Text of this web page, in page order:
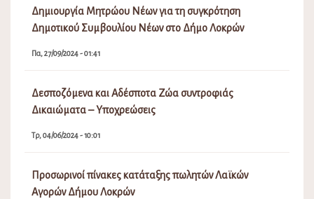
Δημιουργία Μητρώου Νέων για τη συγκρότηση
Δημοτικού Συμβουλίου Νέων στο Δήμο Λοκρών
Πα, 27/09/2024 - 01:41
Δεσποζόμενα και Αδέσποτα Ζώα συντροφιάς
Δικαιώματα – Υποχρεώσεις
Τρ, 04/06/2024 - 10:01
Προσωρινοί πίνακες κατάταξης πωλητών Λαϊκών
Αγορών Δήμου Λοκρών